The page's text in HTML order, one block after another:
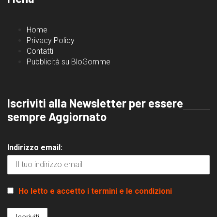
Home
Privacy Policy
Contatti
Pubblicità su BloGomme
Iscriviti alla Newsletter per essere
sempre Aggiornato
Indirizzo email:
Ho letto e accetto i termini e le condizioni